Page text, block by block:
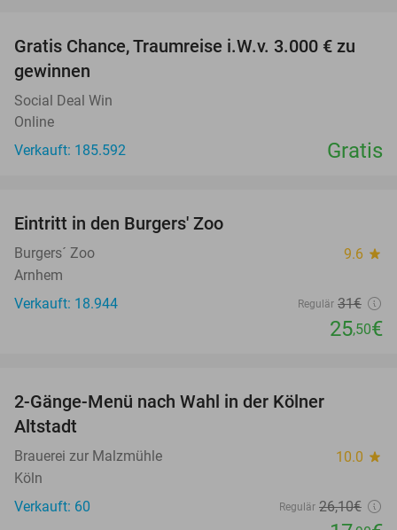
Gratis Chance, Traumreise i.W.v. 3.000 € zu
gewinnen
Social Deal Win
Online
Verkauft: 185.592
Gratis
Eintritt in den Burgers' Zoo
Burgers´ Zoo 9.6 star
Arnhem
Verkauft: 18.944
Regulär 31€
25,50€
2-Gänge-Menü nach Wahl in der Kölner
Altstadt
Brauerei zur Malzmühle 10.0 star
Köln
Verkauft: 60
Regulär 26,10€